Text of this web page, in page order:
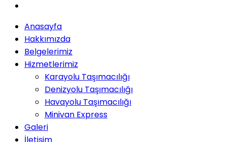
Anasayfa
Hakkımızda
Belgelerimiz
Hizmetlerimiz
Karayolu Taşımacılığı
Denizyolu Taşımacılığı
Havayolu Taşımacılığı
Minivan Express
Galeri